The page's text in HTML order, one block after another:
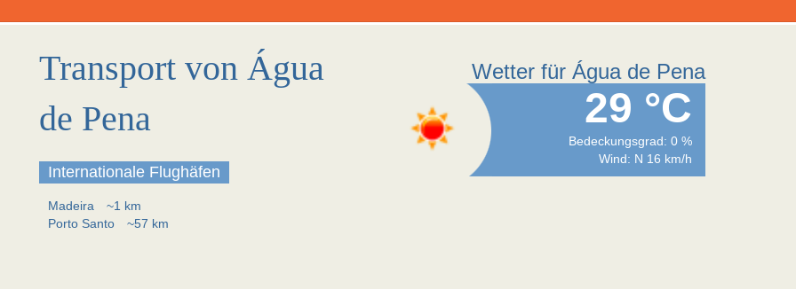
Transport von Água
de Pena
Internationale Flughäfen
Madeira
~1 km
Porto Santo
~57 km
Wetter für Água de Pena
29 °C
Bedeckungsgrad: 0 %
Wind: N 16 km/h